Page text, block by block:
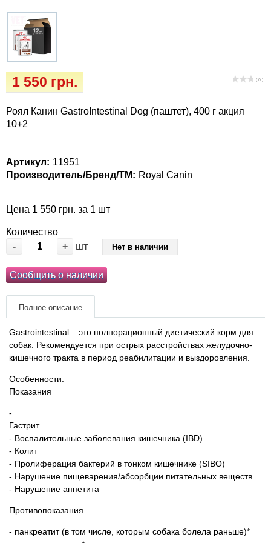
( 0 )
1 550 грн.
Роял Канин GastroIntestinal Dog (паштет), 400 г акция
10+2
Артикул: 11951
Производитель/Бренд/ТМ: Royal Canin
Цена 1 550 грн. за 1 шт
Количество
-
+ шт Нет в наличии
Сообщить о наличии
Полное описание
Gastrointestinal – это полнорационный диетический корм для
собак. Рекомендуется при острых расстройствах желудочно-
кишечного тракта в период реабилитации и выздоровления.
Особенности:
Показания
-
Гастрит
- Воспалительные заболевания кишечника (IBD)
- Колит
- Пролиферация бактерий в тонком кишечнике (SIBO)
- Нарушение пищеварения/абсорбции питательных веществ
- Нарушение аппетита
Противопоказания
- панкреатит (в том числе, которым собака болела раньше)*
Лакомство и корма
Vet Diet Canine Wet – ветеринарные
диеты для собак
Лежаки, домики, охлаждая коврики
Миски, автокормушки, поилки
Одежда и обувь
Подарочные сертификаты
Товары для грызунов
Товары для людей
Архив / Снято с производства